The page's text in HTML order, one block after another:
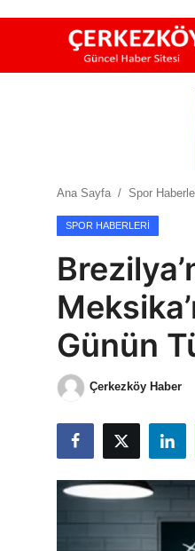
Ekonomi Haberleri
Teknoloji Haberleri
Dünya Haberleri
Çerkezköy
Ana Sayfa Spor
SPOR HABERLERI
Günün
Çerkezköy Haber